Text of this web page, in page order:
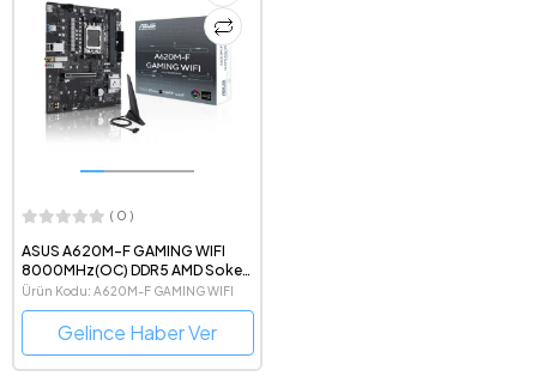
( 0 )
ASUS A620M-F GAMING WIFI
8000MHz(OC) DDR5 AMD Soket
AM5 ATX Anakart
Ürün Kodu: A620M-F GAMING WIFI
Gelince Haber Ver